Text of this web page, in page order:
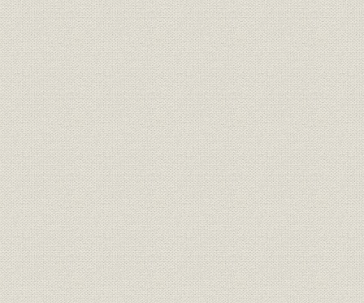
3. 社内設備の整備に努める
第2節 社業拡大軌道に乗る
1. 部数伸び、用紙事情も好転
2. 本紙の戦後発展始まる
3. 念願の大阪印刷・発行成る
4. 紙面の改良、刷新を推進
第3節 社業の基礎固まる
1. 景気後退のなか、積極経営
2. 本社社屋の大拡張